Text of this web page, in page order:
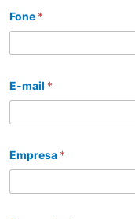
Fone *
E-mail *
Empresa *